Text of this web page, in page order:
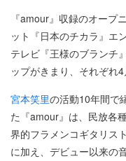
『amour』収録のオープ
ット『日本のチカラ』エ
テレビ『王様のブランチ
ップがきまり、それぞれ4
宮本笑里の活動10年間で
た『amour』は、民放各
界的フラメンコギタリスト
に加え、デビュー以来の